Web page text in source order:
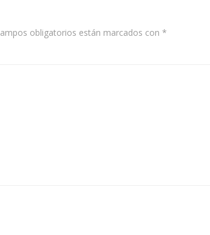
obligatorios están marcados con *